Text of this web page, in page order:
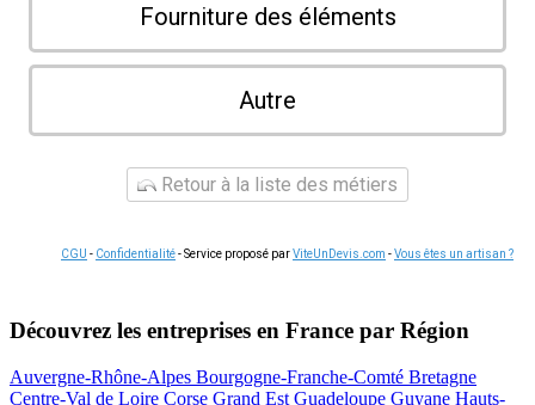
Fourniture des éléments
Autre
Retour à la liste des métiers
CGU - Confidentialité- Service proposé parViteUnDevis.com -Vous êtes un artisan ?
Découvrez les entreprises en France par Région
Auvergne-Rhône-Alpes Bourgogne-Franche-Comté Bretagne
Centre-Val de Loire Corse Grand Est Guadeloupe Guyane Hauts-